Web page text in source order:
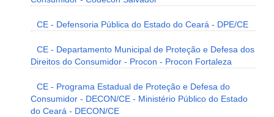
CE - Defensoria Pública do Estado do Ceará - DPE/CE
CE - Departamento Municipal de Proteção e Defesa dos
Direitos do Consumidor - Procon - Procon Fortaleza
CE - Programa Estadual de Proteção e Defesa do
Consumidor - DECON/CE - Ministério Público do Estado
do Ceará - DECON/CE